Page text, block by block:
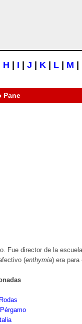
H I J K L M
Pane
Fue director de la
(enthymia) era para